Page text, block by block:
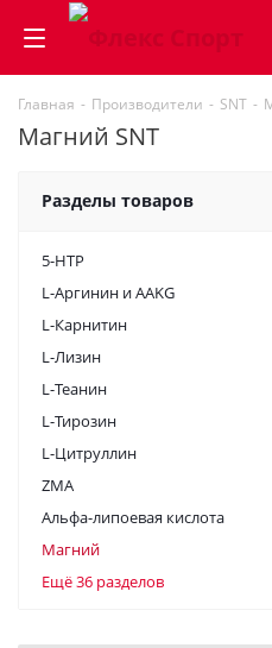
Главная - Производители - SNT -
Магний SNT
Разделы товаров
5-HTP
L-Аргинин и AAKG
L-Карнитин
L-Лизин
L-Теанин
L-Тирозин
L-Цитруллин
ZMA
Альфа-липоевая кислота
Магний
Ещё 36 разделов